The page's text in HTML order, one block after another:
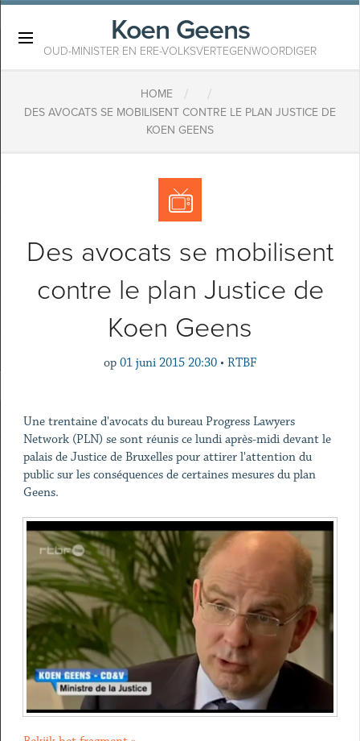
Koen Geens
OUD-MINISTER EN ERE-VOLKSVERTEGENWOORDIGER
HOME / /
DES AVOCATS SE MOBILISENT CONTRE LE PLAN JUSTICE DE
KOEN GEENS
Des avocats se mobilisent
contre le plan Justice de
Koen Geens
op 01 juni 2015 20:30 • RTBF
Une trentaine d'avocats du bureau Progress Lawyers
Network (PLN) se sont réunis ce lundi après-midi devant le
palais de Justice de Bruxelles pour attirer l'attention du
public sur les conséquences de certaines mesures du plan
Geens.